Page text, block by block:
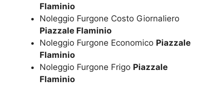
Flaminio
Noleggio Furgone Costo Giornaliero
Piazzale Flaminio
Noleggio Furgone Economico Piazzale
Flaminio
Noleggio Furgone Frigo Piazzale
Flaminio